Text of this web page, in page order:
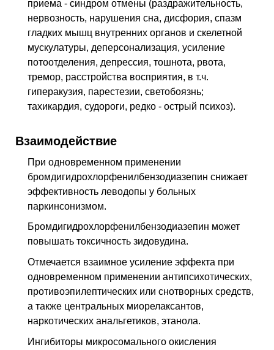
приема - синдром отмены (раздражительность,
нервозность, нарушения сна, дисфория, спазм
гладких мышц внутренних органов и скелетной
мускулатуры, деперсонализация, усиление
потоотделения, депрессия, тошнота, рвота,
тремор, расстройства восприятия, в т.ч.
гиперакузия, парестезии, светобоязнь;
тахикардия, судороги, редко - острый психоз).
Взаимодействие
При одновременном применении
бромдигидрохлорфенилбензодиазепин снижает
эффективность леводопы у больных
паркинсонизмом.
Бромдигидрохлорфенилбензодиазепин может
повышать токсичность зидовудина.
Отмечается взаимное усиление эффекта при
одновременном применении антипсихотических,
противоэпилептических или снотворных средств,
а также центральных миорелаксантов,
наркотических анальгетиков, этанола.
Ингибиторы микросомального окисления